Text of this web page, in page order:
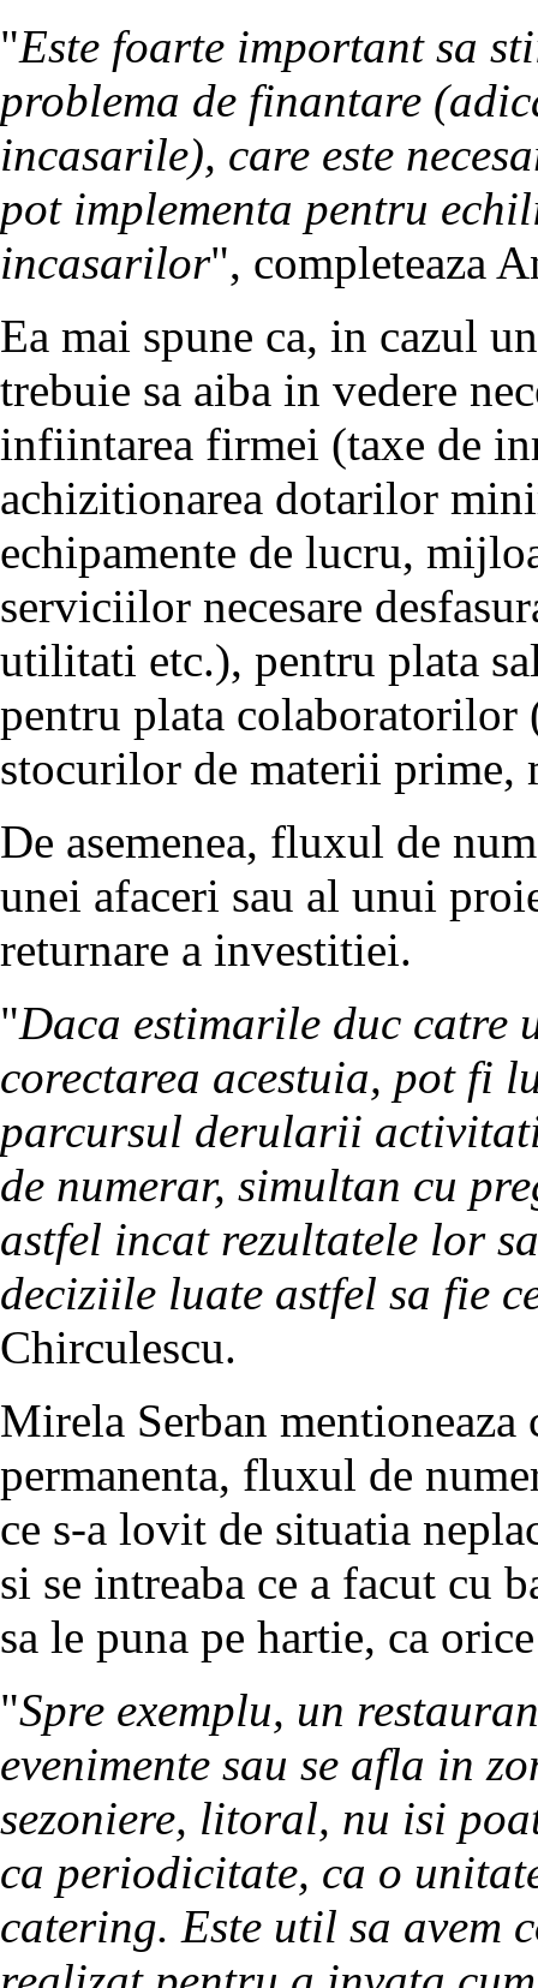
"Este foarte important sa
problema de finantare
incasarile), care este
pot implementa pentru
incasarilor", completeaza
Ea mai spune ca, in cazul
trebuie sa aiba in vedere
infiintarea firmei (taxe de
achizitionarea dotarilor
echipamente de lucru,
serviciilor necesare
utilitati etc.), pentru plata
pentru plata
stocurilor de materii prime,
De asemenea, fluxul de
unei afaceri sau al unui
returnare a investitiei.
"Daca estimarile duc catre
corectarea acestuia, pot fi
parcursul derularii
de numerar, simultan cu
astfel incat rezultatele lor
deciziile luate astfel sa fie
Chirculescu.
Mirela Serban
permanenta, fluxul de
ce s-a lovit de situatia
si se intreaba ce a facut cu
sa le puna pe hartie, ca
"Spre exemplu, un
evenimente sau se afla in
sezoniere, litoral, nu isi
ca periodicitate, ca o
catering. Este util sa avem